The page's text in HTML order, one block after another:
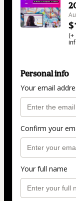
Personal info
Your email
Confirm your
Your full name